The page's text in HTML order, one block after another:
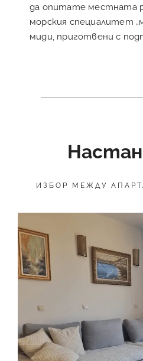
да опитате местната
морския специалитет
миди, приготвени с
ИЗБОР МЕЖДУ